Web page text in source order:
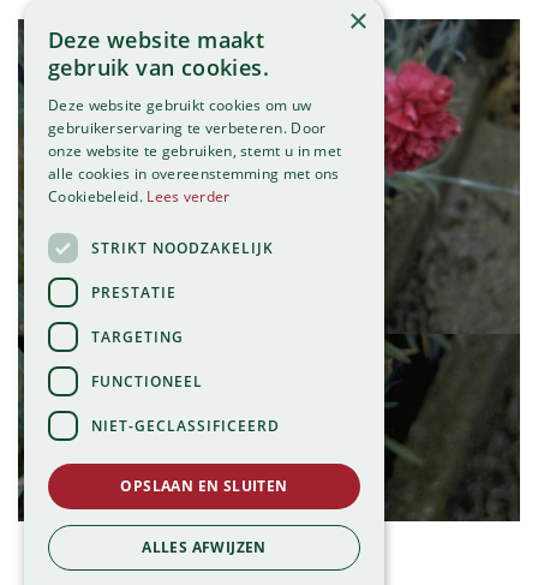
Anjer
Dianthus 'Heidi'
×
Deze website maakt
gebruik van cookies.
Deze website gebruikt cookies om uw
gebruikerservaring te verbeteren. Door
onze website te gebruiken, stemt u in met
alle cookies in overeenstemming met ons
Cookiebeleid. Lees verder
STRIKT NOODZAKELIJK
PRESTATIE
TARGETING
FUNCTIONEEL
NIET-GECLASSIFICEERD
OPSLAAN EN SLUITEN
ALLES AFWIJZEN